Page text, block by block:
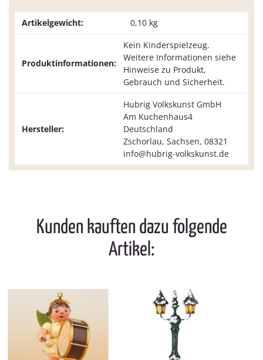
Artikelgewicht: 0,10 kg
Produktinformationen:
Kein Kinderspielzeug.
Weitere Informationen siehe
Hinweise zu Produkt,
Gebrauch und Sicherheit.
Hersteller:
Hubrig Volkskunst GmbH
Am Kuchenhaus4
Deutschland
Zschorlau, Sachsen, 08321
info@hubrig-volkskunst.de
Kunden kauften dazu folgende
Artikel: